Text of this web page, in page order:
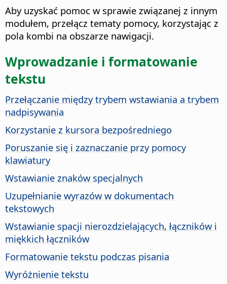
Aby uzyskać pomoc w sprawie związanej z innym
modułem, przełącz tematy pomocy, korzystając z
pola kombi na obszarze nawigacji.
Wprowadzanie i formatowanie
tekstu
Przełączanie między trybem wstawiania a trybem
nadpisywania
Korzystanie z kursora bezpośredniego
Poruszanie się i zaznaczanie przy pomocy
klawiatury
Wstawianie znaków specjalnych
Uzupełnianie wyrazów w dokumentach
tekstowych
Wstawianie spacji nierozdzielających, łączników i
miękkich łączników
Formatowanie tekstu podczas pisania
Wyróżnienie tekstu